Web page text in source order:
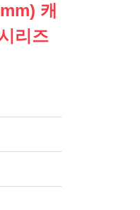
캐
리즈